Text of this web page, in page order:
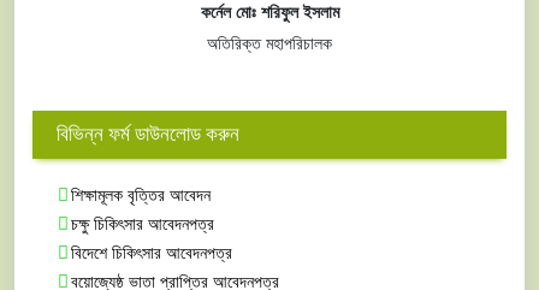
কর্নেল মোঃ শরিফুল ইসলাম
অতিরিক্ত মহাপরিচালক
বিভিন্ন ফর্ম ডাউনলোড করুন
শিক্ষামূলক বৃত্তির আবেদন
চক্ষু চিকিৎসার আবেদনপত্র
বিদেশে চিকিৎসার আবেদনপত্র
বয়োজ্যেষ্ঠ ভাতা প্রাপ্তির আবেদনপত্র